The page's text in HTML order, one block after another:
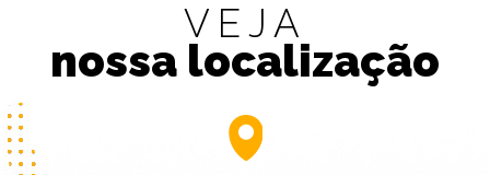
VEJA
nossa localização